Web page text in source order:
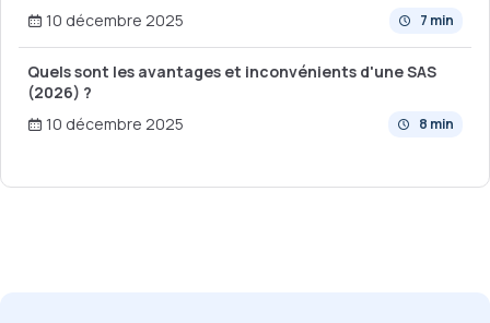
7 min
10 décembre 2025
Quels sont les avantages et inconvénients d'une SAS
(2026) ?
8 min
10 décembre 2025